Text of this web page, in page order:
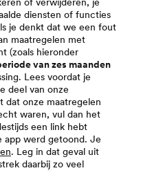
diensten of functies
je denkt dat we een fout
maatregelen met
(zoals hieronder
van zes maanden
Lees voordat je
deel van onze
dat onze maatregelen
waren, vul dan het
een link hebt
app werd getoond. Je
. Leg in dat geval uit
daarbij zo veel